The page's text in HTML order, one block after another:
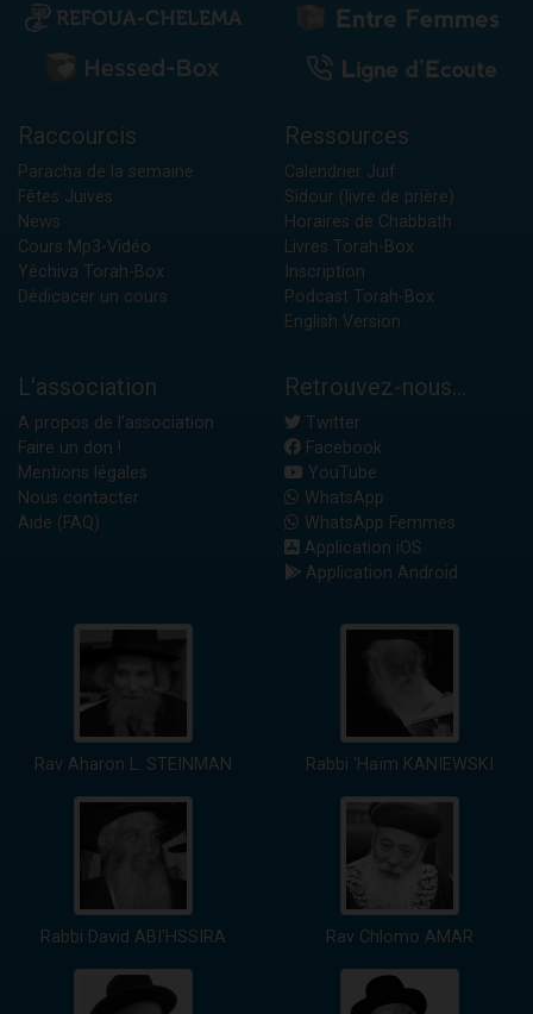
Raccourcis
Paracha de la semaine
Fêtes Juives
News
Cours Mp3-Vidéo
Yéchiva Torah-Box
Dédicacer un cours
Ressources
Calendrier Juif
Sidour (livre de prière)
Horaires de Chabbath
Livres Torah-Box
Inscription
Podcast Torah-Box
English Version
L'association
A propos de l'association
Faire un don !
Mentions légales
Nous contacter
Aide (FAQ)
Retrouvez-nous...
Twitter
Facebook
YouTube
WhatsApp
WhatsApp Femmes
Application iOS
Application Android
Rav Aharon L. STEINMAN Rabbi 'Haïm KANIEWSKI
Rabbi David ABI'HSSIRA Rav Chlomo AMAR